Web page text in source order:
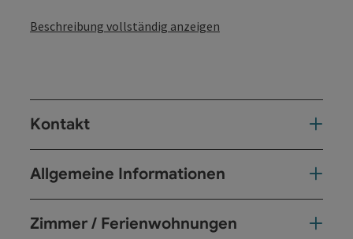
Beschreibung vollständig anzeigen
Kontakt
Allgemeine Informationen
Zimmer / Ferienwohnungen